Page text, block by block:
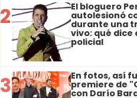
2 El bloguero
autolesionó
durante una
vivo: qué dice
policial
3 En fotos, así
premiere de
con Darío